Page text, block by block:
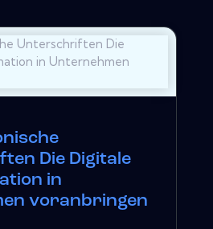
Die Digitale
in
voranbringen